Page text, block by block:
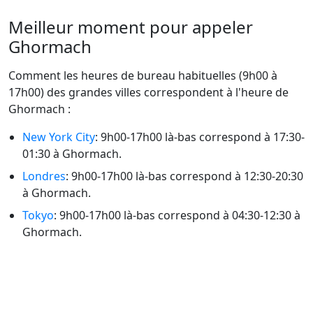
Meilleur moment pour appeler
Ghormach
Comment les heures de bureau habituelles (9h00 à
17h00) des grandes villes correspondent à l'heure de
Ghormach :
New York City: 9h00-17h00 là-bas correspond à 17:30-
01:30 à Ghormach.
Londres: 9h00-17h00 là-bas correspond à 12:30-20:30
à Ghormach.
Tokyo: 9h00-17h00 là-bas correspond à 04:30-12:30 à
Ghormach.